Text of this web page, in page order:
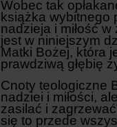
Wobec tak
książka wybitnego
nadzieja i miłość
jest w niniejszym
Matki Bożej, która
prawdziwą głębię
Cnoty teologiczne
nadziei i miłości,
zasilać i
się to przede